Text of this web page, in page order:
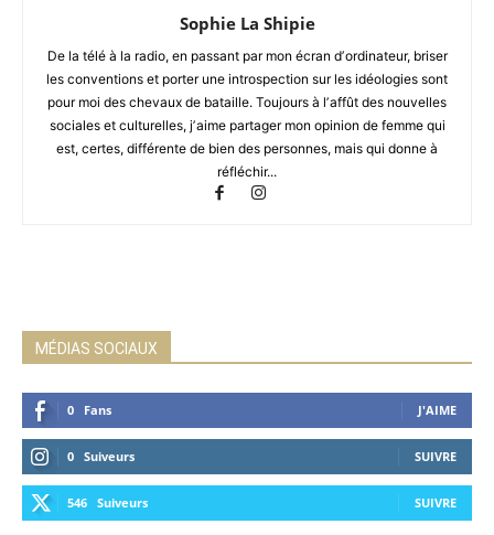
Sophie La Shipie
De la télé à la radio, en passant par mon écran dʼordinateur, briser
les conventions et porter une introspection sur les idéologies sont
pour moi des chevaux de bataille. Toujours à lʼaffût des nouvelles
sociales et culturelles, jʼaime partager mon opinion de femme qui
est, certes, différente de bien des personnes, mais qui donne à
réfléchir...
MÉDIAS SOCIAUX
0 Fans J'AIME
0 Suiveurs SUIVRE
546 Suiveurs SUIVRE